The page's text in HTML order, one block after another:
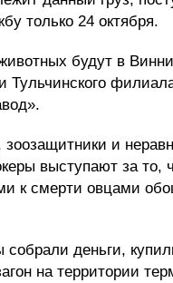
только 24 октября.
будут в
Тульчинского
зоозащитники и
выступают за то,
к смерти овцами
собрали деньги,
на территории